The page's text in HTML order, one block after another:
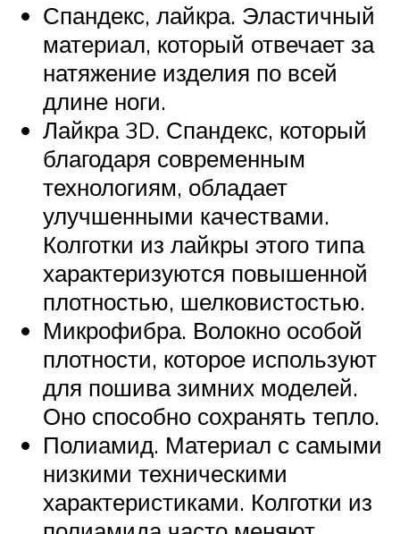
Спандекс, лайкра. Эластичный
материал, который отвечает за
натяжение изделия по всей
длине ноги.
Лайкра 3D. Спандекс, который
благодаря современным
технологиям, обладает
улучшенными качествами.
Колготки из лайкры этого типа
характеризуются повышенной
плотностью, шелковистостью.
Микрофибра. Волокно особой
плотности, которое используют
для пошива зимних моделей.
Оно способно сохранять тепло.
Полиамид. Материал с самыми
низкими техническими
характеристиками. Колготки из